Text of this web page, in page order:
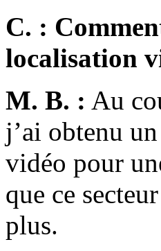
C. :
localisation
M. B. : Au
j’ai obtenu
vidéo pour
que ce
plus.